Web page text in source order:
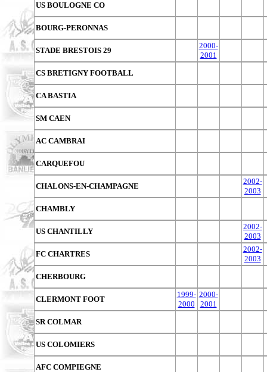
US BOULOGNE CO
BOURG-PERONNAS
STADE BRESTOIS 29
2000-
2001
CS BRETIGNY FOOTBALL
CA BASTIA
SM CAEN
AC CAMBRAI
CARQUEFOU
CHALONS-EN-CHAMPAGNE
2002-
2003
CHAMBLY
US CHANTILLY
2002-
2003
FC CHARTRES
2002-
2003
CHERBOURG
CLERMONT FOOT
1999-
2000
2000-
2001
SR COLMAR
US COLOMIERS
AFC COMPIEGNE